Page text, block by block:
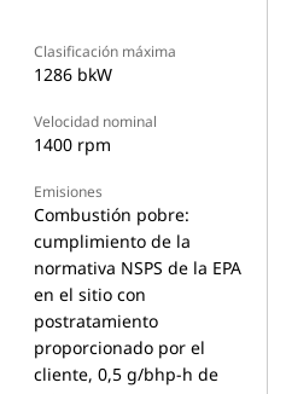
Clasificación máxima
1286 bkW
Velocidad nominal
1400 rpm
Emisiones
Combustión pobre:
cumplimiento de la
normativa NSPS de la EPA
en el sitio con
postratamiento
proporcionado por el
cliente, 0,5 g/bhp-h de